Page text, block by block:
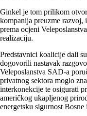
Ginkel je tom prilikom
kompanija preuzme
prema ocjeni
realizaciju.
Predstavnici koalicije dali
dogovorili nastavak
Veleposlanstva SAD-a
privatnog sektora moglo
interkonekcije te osigurati
američkog ukapljenog
energetsku sigurnost